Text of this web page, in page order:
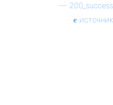
— 200_success
источник